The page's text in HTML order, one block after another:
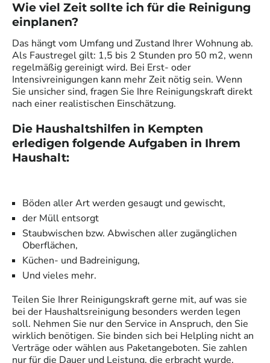
Wie viel Zeit sollte ich für die Reinigung
einplanen?
Das hängt vom Umfang und Zustand Ihrer Wohnung ab.
Als Faustregel gilt: 1,5 bis 2 Stunden pro 50 m2, wenn
regelmäßig gereinigt wird. Bei Erst- oder
Intensivreinigungen kann mehr Zeit nötig sein. Wenn
Sie unsicher sind, fragen Sie Ihre Reinigungskraft direkt
nach einer realistischen Einschätzung.
Die Haushaltshilfen in Kempten
erledigen folgende Aufgaben in Ihrem
Haushalt:
Böden aller Art werden gesaugt und gewischt,
der Müll entsorgt
Staubwischen bzw. Abwischen aller zugänglichen
Oberflächen,
Küchen- und Badreinigung,
Und vieles mehr.
Teilen Sie Ihrer Reinigungskraftgerne mit, auf was sie
bei der Haushaltsreinigung besonders werden legen
soll. Nehmen Sie nur den Service in Anspruch, den Sie
wirklich benötigen. Sie binden sich bei Helpling nicht an
Verträge oder wählen aus Paketangeboten. Sie zahlen
nur für die Dauer und Leistung, die erbracht wurde.